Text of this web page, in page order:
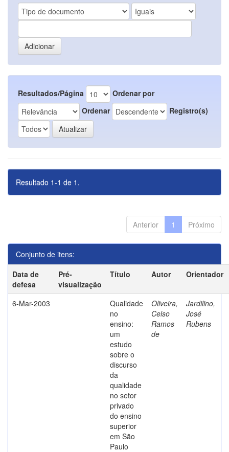
Resultados/Página
Ordenar por
Ordenar
Registro(s)
Resultado 1-1 de 1.
Anterior 1 Próximo
Conjunto de itens:
Data de
defesa
Pré-
visualização
Título Autor Orientador
6-Mar-2003
Qualidade
no
ensino:
um
estudo
sobre o
discurso
da
qualidade
no setor
privado
do ensino
superior
em São
Paulo
Oliveira,
Celso
Ramos
de
Jardilino,
José
Rubens